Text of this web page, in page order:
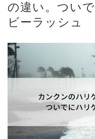
の違い。つい
ビーラッシュ